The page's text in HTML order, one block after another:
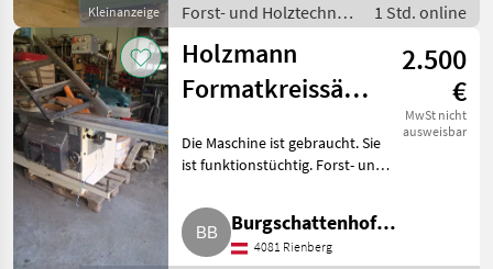
KATEGORIE
WÄHLEN
Sonstige
75
Posch
8
Felder
3
Elektra Beckum
Kleinanzeige
Forst- und Holztechnik
/ Kreissägen
1 Std. online
Holzmann
Formatkreissäge
2.500
€
MwSt nicht
ausweisbar
Die Maschine ist gebraucht. Sie
ist funktionstüchtig. Forst- und
Burgschattenhof
Burgschattenhof
4081 Rienberg